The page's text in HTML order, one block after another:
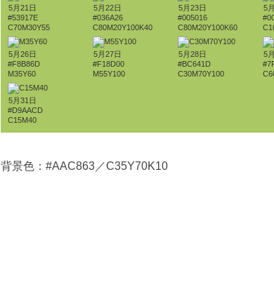
5月21日
#53917E
C70M30Y55
5月22日
#036A26
C80M20Y100K40
5月23日
#005016
C80M20Y100K60
5
5月26日
#F8B86D
M35Y60
5月27日
#F18D00
M55Y100
5月28日
#BC641D
C30M70Y100
5
5月31日
#D9AACD
C15M40
背景色：#AAC863／C35Y70K10